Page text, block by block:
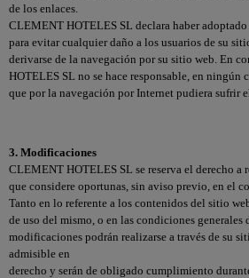
de los enlaces.
CLEMENT HOTELES SL declara haber adoptado
para evitar cualquier daño a los usuarios de su
derivarse de la navegación por su sitio web. En
HOTELES SL no se hace responsable, en ningún
que por la navegación por Internet pudiera sufrir
3. Modificaciones
CLEMENT HOTELES SL se reserva el derecho a
que considere oportunas, sin aviso previo, en el
Tanto en lo referente a los contenidos del sitio
de uso del mismo, o en las condiciones generales
modificaciones podrán realizarse a través de su
admisible en
derecho y serán de obligado cumplimiento